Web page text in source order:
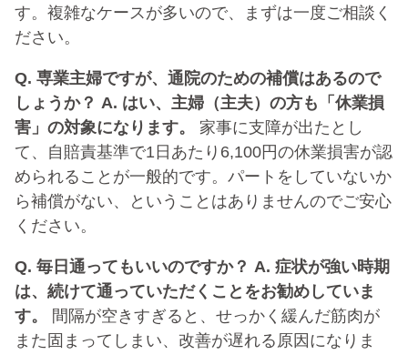
す。複雑なケースが多いので、まずは一度ご相談く
ださい。
Q. 専業主婦ですが、通院のための補償はあるので
しょうか？ A. はい、主婦（主夫）の方も「休業損
害」の対象になります。
家事に支障が出たとし
て、自賠責基準で1日あたり6,100円の休業損害が認
められることが一般的です。パートをしていないか
ら補償がない、ということはありませんのでご安心
ください。
Q. 毎日通ってもいいのですか？ A. 症状が強い時期
は、続けて通っていただくことをお勧めしていま
す。
間隔が空きすぎると、せっかく緩んだ筋肉が
また固まってしまい、改善が遅れる原因になりま